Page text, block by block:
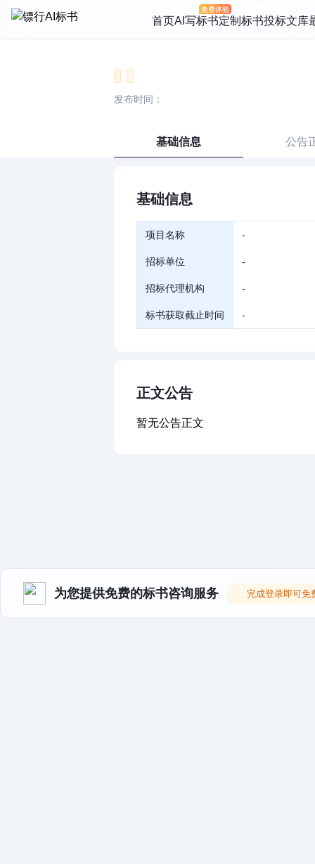
首页AI写标书定制标书投标文库
发布时间：
基础信息 公告
基础信息
项目名称 -
招标单位 -
招标代理机构 -
标书获取截止时间 -
正文公告
暂无公告正文
为您提供免费的标书咨询服务 完成登录即可免